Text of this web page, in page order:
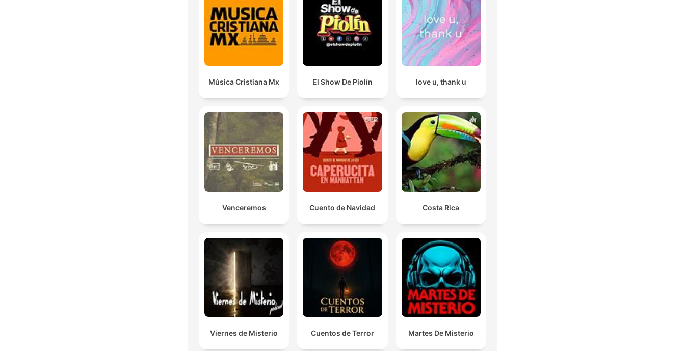
Det er et voldsomt mental pres, de står i.
00:13:10 · Beskrivelsen af den psykiske belastning og det
efterfølgende juridiske ansvar, som betjente oplever efter at have
Man kan nærmest skære i vreden derude.
00:14:25 · Værten beskriver den stærke følelse af vrede blandt
beboerne i området efter hændelsen.
Música Cristiana Mx El Show De Piolín love u, thank u
Venceremos Cuento de Navidad Costa Rica
Viernes de Misterio Cuentos de Terror Martes De Misterio